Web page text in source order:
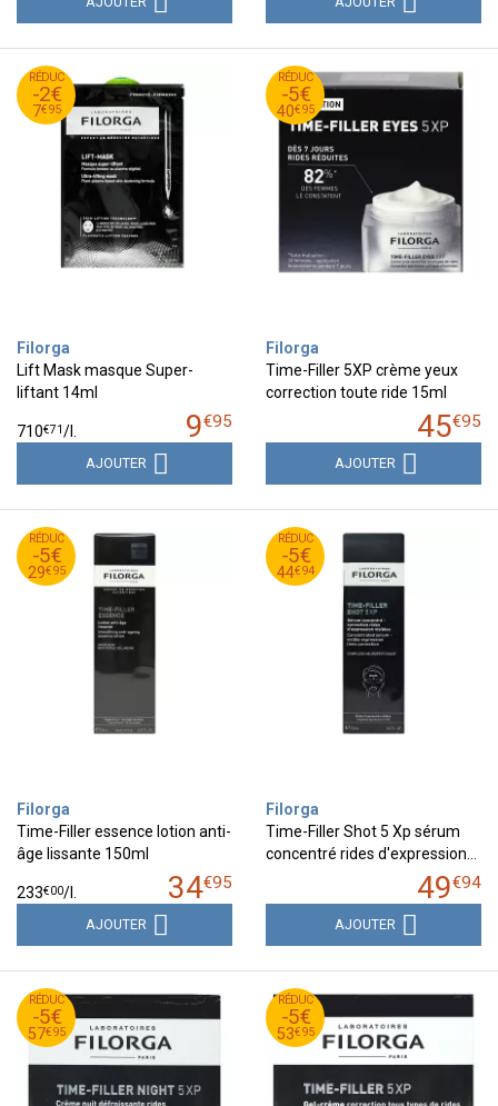
RÉDUC
-2€
7€95
9
€
95
7
€
95
Filorga
Lift Mask masque Super-
liftant 14ml
9€95
710€71/l.
AJOUTER
RÉDUC
-5€
40€95
45
€
95
40
€
95
Filorga
Time-Filler 5XP crème yeux
correction toute ride 15ml
45€95
AJOUTER
RÉDUC
-5€
29€95
34
€
95
29
€
95
Filorga
Time-Filler essence lotion anti-
âge lissante 150ml
34€95
233€00/l.
AJOUTER
RÉDUC
-5€
44€94
49
€
94
44
€
94
Filorga
Time-Filler Shot 5 Xp sérum
concentré rides d'expression…
49€94
AJOUTER
RÉDUC
-5€
57€95
62
€
95
57
€
95
RÉDUC
-5€
53€95
58
€
95
53
€
95